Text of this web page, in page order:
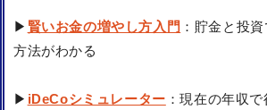
▶ 賢いお金の増やし方入門 ：貯金と投
方法がわかる
▶ iDeCoシミュレーター ：現在の年収